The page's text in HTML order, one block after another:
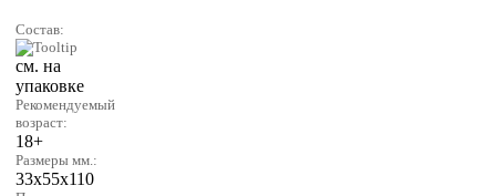
Состав:
см. на
упаковке
Рекомендуемый
возраст:
18+
Размеры мм.:
33х55х110